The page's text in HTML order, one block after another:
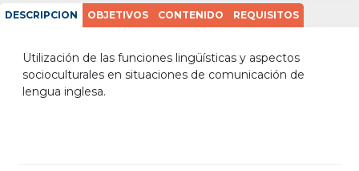
DESCRIPCION OBJETIVOS CONTENIDO REQUISITOS
Utilización de las funciones lingüísticas y aspectos
socioculturales en situaciones de comunicación de
lengua inglesa.